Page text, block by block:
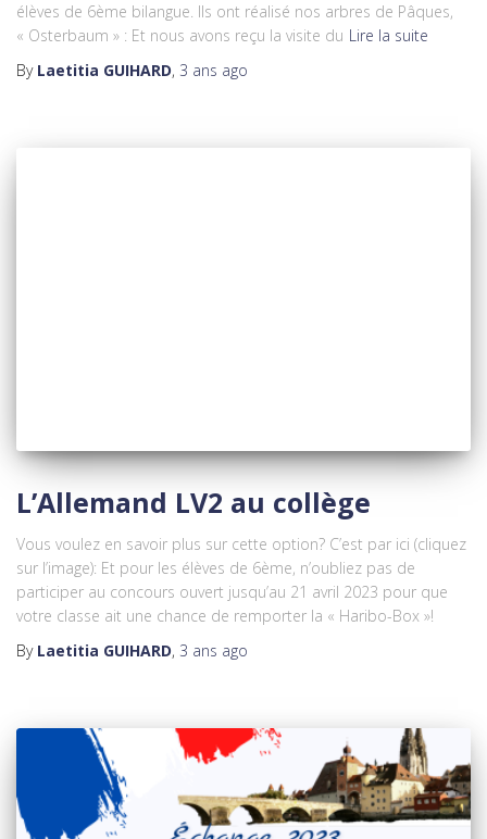
élèves de 6ème bilangue. Ils ont réalisé nos arbres de Pâques,
« Osterbaum » : Et nous avons reçu la visite du Lire la suite
By Laetitia GUIHARD, 3 ans ago
L’Allemand LV2 au collège
Vous voulez en savoir plus sur cette option? C’est par ici (cliquez
sur l’image): Et pour les élèves de 6ème, n’oubliez pas de
participer au concours ouvert jusqu’au 21 avril 2023 pour que
votre classe ait une chance de remporter la « Haribo-Box »!
By Laetitia GUIHARD, 3 ans ago